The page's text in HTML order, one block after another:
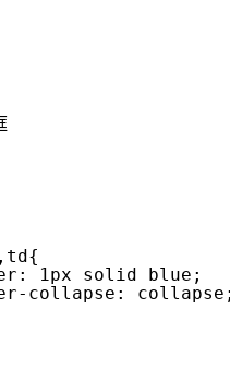
1px solid blue;
collapse: